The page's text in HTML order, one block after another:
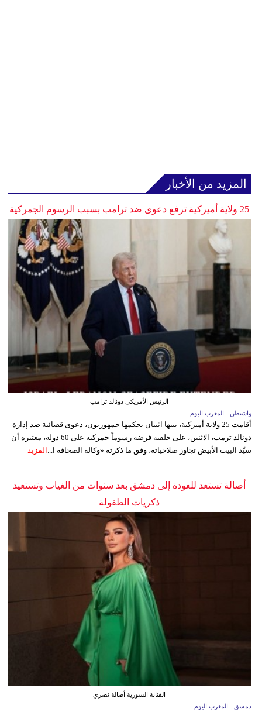
المزيد من الأخبار
25 ولاية أميركية ترفع دعوى ضد ترامب بسبب الرسوم الجمركية
الرئيس الأمريكي دونالد ترامب
واشنطن - المغرب اليوم
أقامت 25 ولاية أميركية، بينها اثنتان يحكمها جمهوريون، دعوى قضائية ضد إدارة
دونالد ترمب، الاثنين، على خلفية فرضه رسوماً جمركية على 60 دولة، معتبرة أن
سيّد البيت الأبيض تجاوز صلاحياته، وفق ما ذكرته «وكالة الصحافة ا...
المزيد
أصالة تستعد للعودة إلى دمشق بعد سنوات من الغياب وتستعيد
ذكريات الطفولة
الفنانة السورية أصالة نصري
دمشق - المغرب اليوم